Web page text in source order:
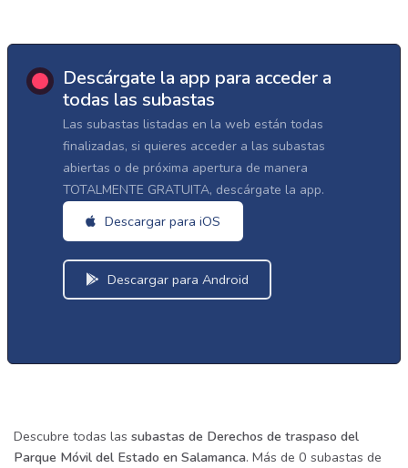
Descárgate la app para acceder a
todas las subastas
Las subastas listadas en la web están todas
finalizadas, si quieres acceder a las subastas
abiertas o de próxima apertura de manera
TOTALMENTE GRATUITA, descárgate la app.
Descargar para iOS
Descargar para Android
Descubre todas las subastas de Derechos de traspaso del
Parque Móvil del Estado en Salamanca. Más de 0 subastas de